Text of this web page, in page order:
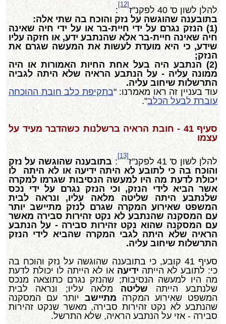
להלן לשון ס' 40 לפקנ"ז
[12]
:
בתובענה שהוגשה על נזק והוכח בה שתי אלה:
(1) הנזק נגרם על ידי חיית-בר או על ידי חיה שאינה
חיה שאינה חיית-בר אלא שהנתבע ידע, או חזקה עליו
שידע, כי היא מועדת לעשות את המעשה שגרם את
הנזק;
(2) הנתבע היה בעל אחת החיות האמורות או היה
ממונה עליה - על הנתבע הראיה שלא היתה לגביה
התרשלות שיחוב עליה.
עוד בעניין זה ראו מאמרנו: "בתקיפת כלב חובת ההוכחה
עוברת לבעל הכלב".
סעיף 41 - חובת הראיה ברשלנות כשהדבר מעיד על
עצמו
להלן לשון ס' 41 לפקנ"ז
[13]
: בתובענה שהוגשה על נזק
והוכח בה כי לתובע לא היתה ידיעה או לא היתה לו
יכולת לדעת מה היו למעשה הנסיבות שגרמו למקרה
אשר הביא לידי הנזק, וכי הנזק נגרם על ידי נכס
שלנתבע היתה שליטה מלאה עליו, ונראה לבית
המשפט שאירוע המקרה שגרם לנזק מתיישב יותר
עם המסקנה שהנתבע לא נקט זהירות סבירה מאשר
עם המסקנה שהוא נקט זהירות סבירה - על הנתבע
הראיה שלא היתה לגבי המקרה שהביא לידי הנזק
התרשלות שיחוב עליה.
סעיף 41 קובע, כי בתובענה שהוגשה על נזק והוכח בה
כי: לתובע לא הייתה ידיעה או לא הייתה לו יכולת לדעת
מה היו למעשה הנסיבות; שהנזק נגרם כתוצאה מנכס
שלנתבע הייתה שליטה מלאה עליו; ונראה לבית
המשפט שאירוע המקרה מתיישב יותר עם המסקנה
שהנתבע לא נקט זהירות סבירה, מאשר שנקט זהירות
סבירה - אזי על הנתבע הראיה, שלא התרשל.